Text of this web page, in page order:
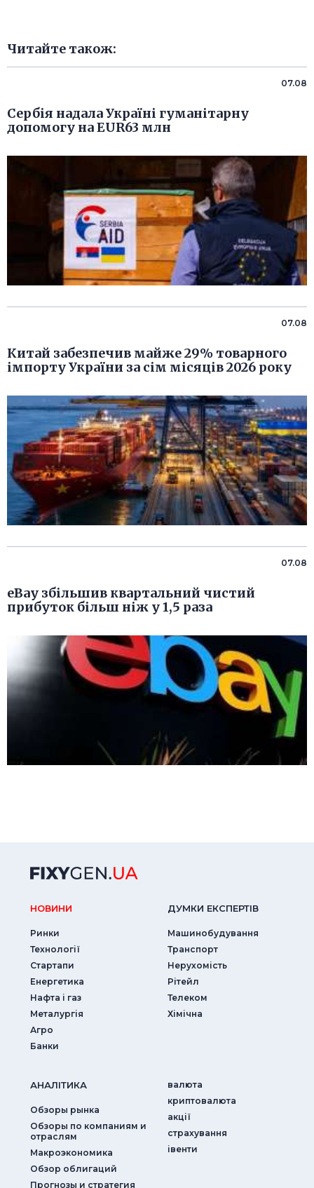
Читайте також:
07.08
Сербія надала Україні гуманітарну
допомогу на EUR63 млн
07.08
Китай забезпечив майже 29% товарного
імпорту України за сім місяців 2026 року
07.08
eBay збільшив квартальний чистий
прибуток більш ніж у 1,5 раза
НОВИНИ
Ринки
Технології
Стартапи
Енергетика
Нафта і газ
Металургія
Агро
Банки
ДУМКИ ЕКСПЕРТIВ
Машинобудування
Транспорт
Нерухомість
Рітейл
Телеком
Хімічна
АНАЛIТИКА
Обзоры рынка
Обзоры по компаниям и
отраслям
Макроэкономика
Обзор облигаций
Прогнозы и стратегия
валюта
криптовалюта
акції
страхування
iвенти